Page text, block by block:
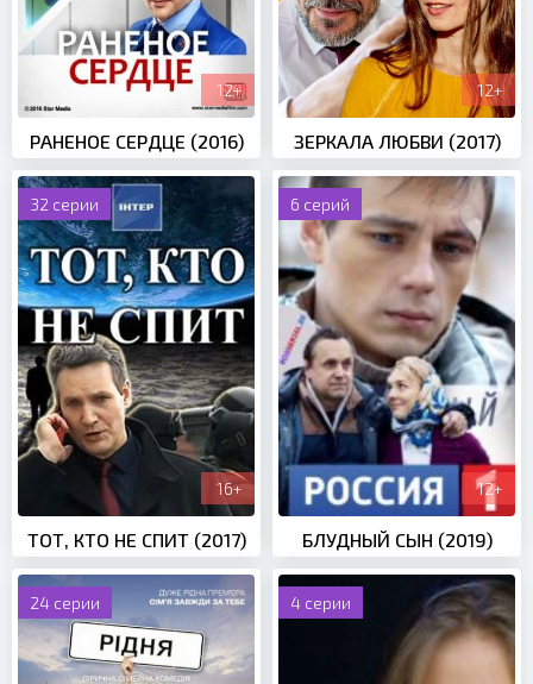
12+
РАНЕНОЕ СЕРДЦЕ (2016)
12+
ЗЕРКАЛА ЛЮБВИ (2017)
32 серии
16+
ТОТ, КТО НЕ СПИТ (2017)
6 серий
12+
БЛУДНЫЙ СЫН (2019)
24 серии 4 серии